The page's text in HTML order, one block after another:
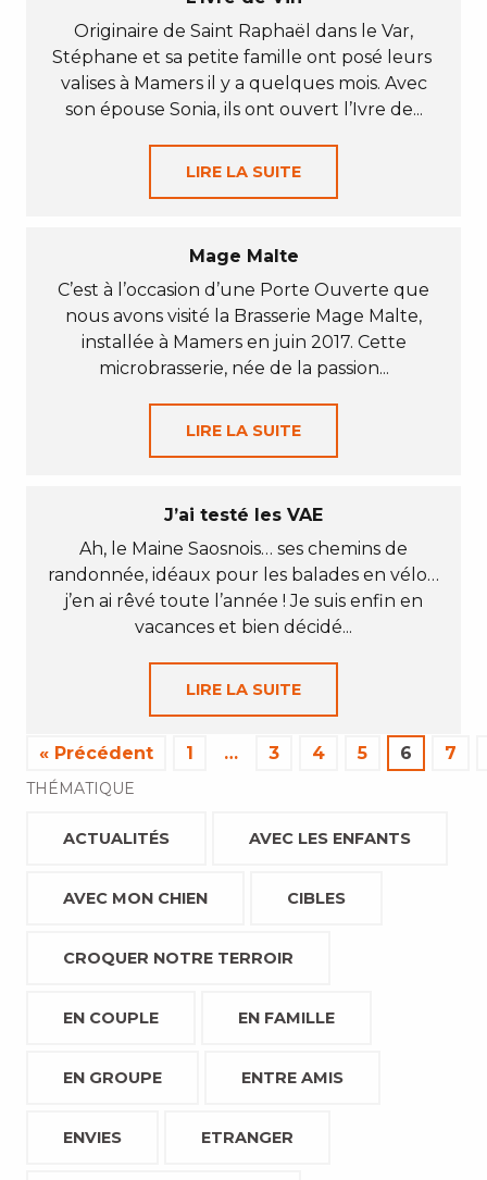
Originaire de Saint Raphaël dans le Var,
Stéphane et sa petite famille ont posé leurs
valises à Mamers il y a quelques mois. Avec
son épouse Sonia, ils ont ouvert l’Ivre de...
LIRE LA SUITE
Mage Malte
C’est à l’occasion d’une Porte Ouverte que
nous avons visité la Brasserie Mage Malte,
installée à Mamers en juin 2017. Cette
microbrasserie, née de la passion...
LIRE LA SUITE
J’ai testé les VAE
Ah, le Maine Saosnois… ses chemins de
randonnée, idéaux pour les balades en vélo…
j’en ai rêvé toute l’année ! Je suis enfin en
vacances et bien décidé...
LIRE LA SUITE
« Précédent 1 … 3 4 5 6 7
THÉMATIQUE
ACTUALITÉS AVEC LES ENFANTS
AVEC MON CHIEN CIBLES
CROQUER NOTRE TERROIR
EN COUPLE EN FAMILLE
EN GROUPE ENTRE AMIS
ENVIES ETRANGER